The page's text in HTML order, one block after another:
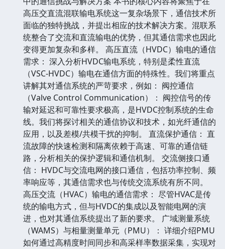
高压交直流混联输电系统这一复杂场景下，通信技术所
面临的独特挑战，并提出相应的技术解决方案。混联系
统整合了交流和直流输电的优势，但其通信需求也因此
变得更加复杂和多样。 高压直流（HVDC）输电的通信
需求： 深入分析HVDC输电系统，特别是柔性直流
（VSC-HVDC）输电在通信方面的特殊性。我们将重点
讲解其对通信系统的严苛要求，例如： 阀控通信
（Valve Control Communication）： 阀控信号的传
输对延迟和可靠性要求极高，是HVDC控制系统的生命
线。我们将探讨相关的通信协议和技术，如光纤通信的
应用，以及差模/共模干扰的抑制。 直流保护通信： 直
流故障的快速检测和隔离依赖于高速、可靠的通信链
路，分析相关的保护逻辑和通信机制。 交流侧接口通
信： HVDC与交流电网的接口通信，包括功率控制、频
率响应等，其通信需求也与传统交流系统有所不同。
高压交流（HVAC）输电的通信需求： 尽管HVAC是传
统的输电方式，但与HVDC的集成以及智能电网的演
进，也对其通信系统提出了新的要求。 广域测量系统
（WAMS）与相量测量单元（PMU）： 详细介绍PMU
如何通过高精度时间同步和高采样率数据采集，实现对